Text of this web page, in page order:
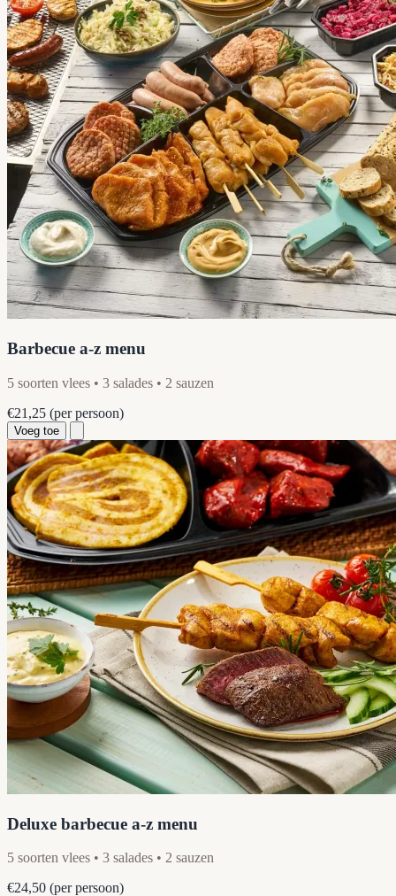
Barbecue a-z menu
5 soorten vlees • 3 salades • 2 sauzen
€21,25 (per persoon)
Voeg toe
Deluxe barbecue a-z menu
5 soorten vlees • 3 salades • 2 sauzen
€24,50 (per persoon)